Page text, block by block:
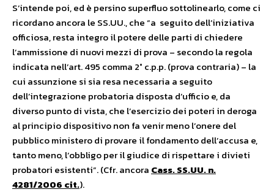
S’intende poi, ed è persino superfluo sottolinearlo, come ci
ricordano ancora le SS.UU., che “a seguito dell’iniziativa
officiosa, resta integro il potere delle parti di chiedere
l’ammissione di nuovi mezzi di prova – secondo la regola
indicata nell’art. 495 comma 2° c.p.p. (prova contraria) – la
cui assunzione si sia resa necessaria a seguito
dell’integrazione probatoria disposta d’ufficio e, da
diverso punto di vista, che l’esercizio dei poteri in deroga
al principio dispositivo non fa venir meno l’onere del
pubblico ministero di provare il fondamento dell’accusa e,
tanto meno, l’obbligo per il giudice di rispettare i divieti
probatori esistenti”. (Cfr. ancora Cass. SS.UU. n.
4281/2006 cit.).